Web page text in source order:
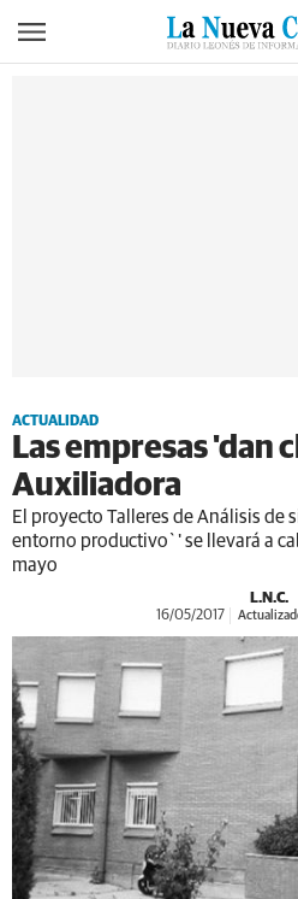
ACTUALIDAD
Las empresas 'dan
Auxiliadora
El proyecto Talleres de Análisis de
entorno productivo`' se llevará a
mayo
L.N.C.
16/05/2017